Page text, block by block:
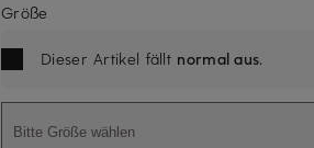
Größe
Dieser Artikel fällt normal aus.
Bitte Größe wählen